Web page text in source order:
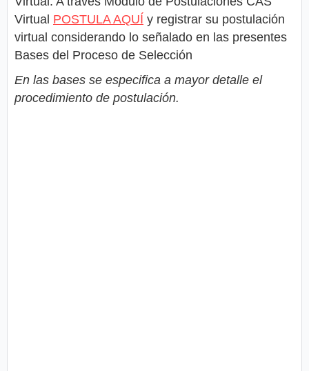
Virtual POSTULA AQUÍ y registrar su postulación
virtual considerando lo señalado en las presentes
Bases del Proceso de Selección
En las bases se especifica a mayor detalle el
procedimiento de postulación.